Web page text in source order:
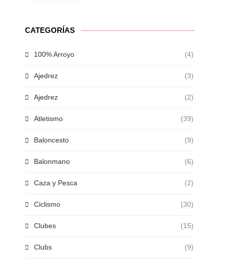
CATEGORÍAS
100% Arroyo (4)
Ajedrez (3)
Ajedrez (2)
Atletismo (39)
Baloncesto (9)
Balonmano (6)
Caza y Pesca (2)
Ciclismo (30)
Clubes (15)
Clubs (9)